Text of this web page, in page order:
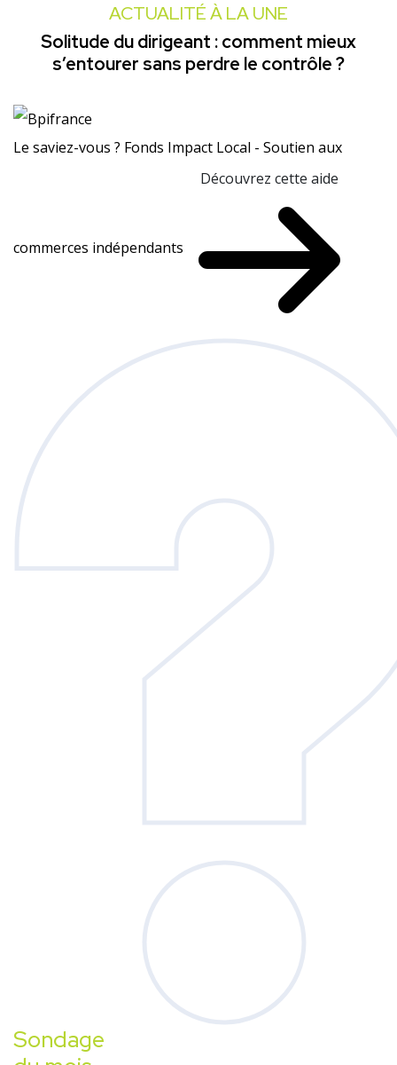
ACTUALITÉ À LA UNE
Solitude du dirigeant : comment mieux
s’entourer sans perdre le contrôle ?
Le saviez-vous ? Fonds Impact Local - Soutien aux
commerces indépendants
Découvrez cette aide
Sondage